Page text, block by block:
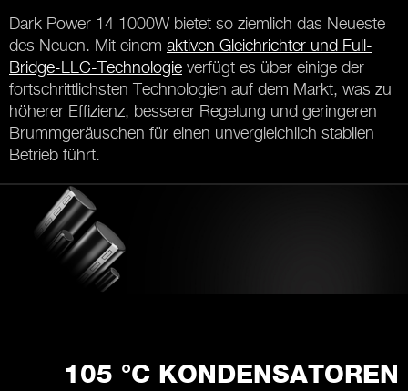
Dark Power 14 1000W bietet so ziemlich das Neueste
des Neuen. Mit einem aktiven Gleichrichter und Full-
Bridge-LLC-Technologie verfügt es über einige der
fortschrittlichsten Technologien auf dem Markt, was zu
höherer Effizienz, besserer Regelung und geringeren
Brummgeräuschen für einen unvergleichlich stabilen
Betrieb führt.
105 °C KONDENSATOREN